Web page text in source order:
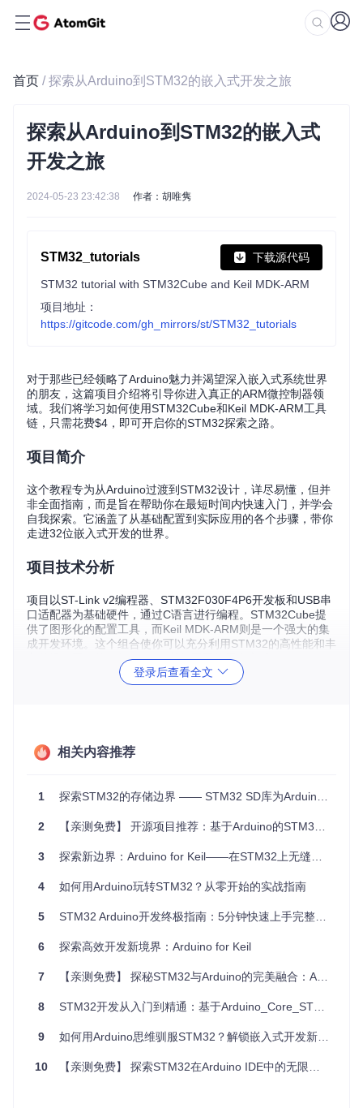
首页 / 探索从Arduino到STM32的嵌入式开发之旅
探索从Arduino到STM32的嵌入式
开发之旅
2024-05-23 23:42:38 作者：胡唯隽
STM32_tutorials 下载源代码
STM32 tutorial with STM32Cube and Keil MDK-ARM
项目地址：
https://gitcode.com/gh_mirrors/st/STM32_tutorials
对于那些已经领略了Arduino魅力并渴望深入嵌入式系统世界
的朋友，这篇项目介绍将引导你进入真正的ARM微控制器领
域。我们将学习如何使用STM32Cube和Keil MDK-ARM工具
链，只需花费$4，即可开启你的STM32探索之路。
项目简介
这个教程专为从Arduino过渡到STM32设计，详尽易懂，但并
非全面指南，而是旨在帮助你在最短时间内快速入门，并学会
自我探索。它涵盖了从基础配置到实际应用的各个步骤，带你
走进32位嵌入式开发的世界。
项目技术分析
项目以ST-Link v2编程器、STM32F030F4P6开发板和USB串
口适配器为基础硬件，通过C语言进行编程。STM32Cube提
供了图形化的配置工具，而Keil MDK-ARM则是一个强大的集
成开发环境。这个组合使你可以充分利用STM32的高性能和丰
富外设，同时体验与Arduino截然不同的开发方式。
可扩展性使其成为商业产品的理想选择，对于个人开发者或团
项目特点
平滑过渡- 针对有Arduino经验的用户，提供逐步进阶的学
经济实惠- 所需硬件成本低，适合初学者尝试。
资源。
查。
求。
资料和示例代码。
登录后查看全文
相关内容推荐
1 探索STM32的存储边界 —— STM32 SD库为Arduino赋能
2 【亲测免费】 开源项目推荐：基于Arduino的STM32探索之旅
3 探索新边界：Arduino for Keil——在STM32上无缝体验Arduino开发
4 如何用Arduino玩转STM32？从零开始的实战指南
5 STM32 Arduino开发终极指南：5分钟快速上手完整教程
6 探索高效开发新境界：Arduino for Keil
7 【亲测免费】 探秘STM32与Arduino的完美融合：Arduino_STM32项目解析
8 STM32开发从入门到精通：基于Arduino_Core_STM32的嵌入式开发指南
9 如何用Arduino思维驯服STM32？解锁嵌入式开发新范式
10 【亲测免费】 探索STM32在Arduino IDE中的无限可能：STM32duino项目推荐